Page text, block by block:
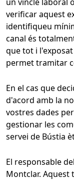
verificar aquest
identifiqueu
canal és
que tot i
permet tramitar
En el cas que
d'acord amb la
vostres dades
gestionar les
servei de Bústia
El responsable
Montclar.